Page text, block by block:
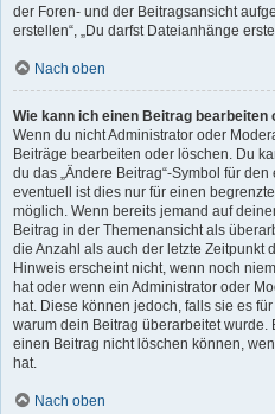
der Foren- und der Beitragsansicht
erstellen“, „Du darfst Dateianhänge
Nach oben
Wie kann ich einen Beitrag bearbeiten
Wenn du nicht Administrator oder
Beiträge bearbeiten oder löschen. Du
du das „Ändere Beitrag“-Symbol für
eventuell ist dies nur für einen
möglich. Wenn bereits jemand auf
Beitrag in der Themenansicht als
die Anzahl als auch der letzte Zeitpunkt
Hinweis erscheint nicht, wenn noch
hat oder wenn ein Administrator oder
hat. Diese können jedoch, falls sie es
warum dein Beitrag überarbeitet wurde.
einen Beitrag nicht löschen können,
hat.
Nach oben